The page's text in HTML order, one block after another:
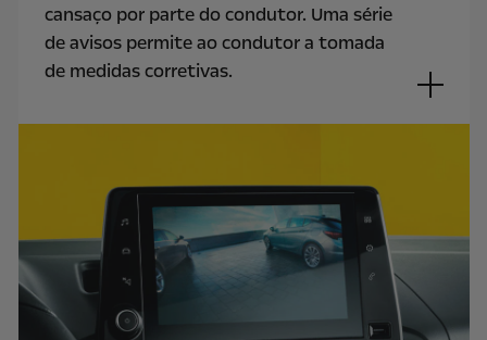
cansaço por parte do condutor. Uma série
de avisos permite ao condutor a tomada
de medidas corretivas.